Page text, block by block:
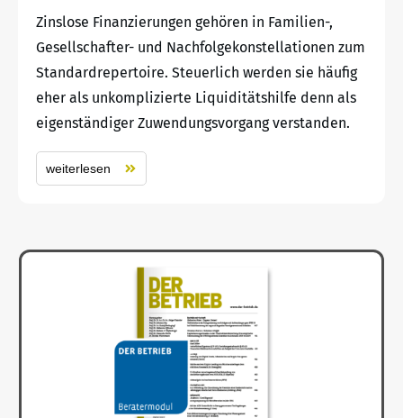
Zinslose Finanzierungen gehören in Familien-,
Gesellschafter- und Nachfolgekonstellationen zum
Standardrepertoire. Steuerlich werden sie häufig
eher als unkomplizierte Liquiditätshilfe denn als
eigenständiger Zuwendungsvorgang verstanden.
weiterlesen